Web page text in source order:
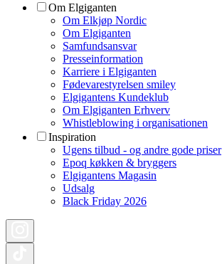
Om Elgiganten
Om Elkjøp Nordic
Om Elgiganten
Samfundsansvar
Presseinformation
Karriere i Elgiganten
Fødevarestyrelsen smiley
Elgigantens Kundeklub
Om Elgiganten Erhverv
Whistleblowing i organisationen
Inspiration
Ugens tilbud - og andre gode priser
Epoq køkken & bryggers
Elgigantens Magasin
Udsalg
Black Friday 2026